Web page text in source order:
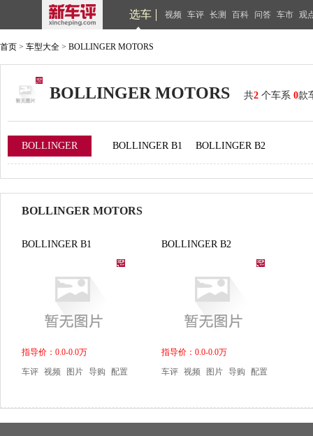
选车 视频 车评 长测 百科 问答 车市 观
首页 > 车型大全 > BOLLINGER MOTORS
BOLLINGER MOTORS 共2 个车系 0款
BOLLINGER
MOTORS
BOLLINGER B1 BOLLINGER B2
BOLLINGER MOTORS
BOLLINGER B1
指导价：0.0-0.0万
车评 视频 图片 导购 配置
BOLLINGER B2
指导价：0.0-0.0万
车评 视频 图片 导购 配置